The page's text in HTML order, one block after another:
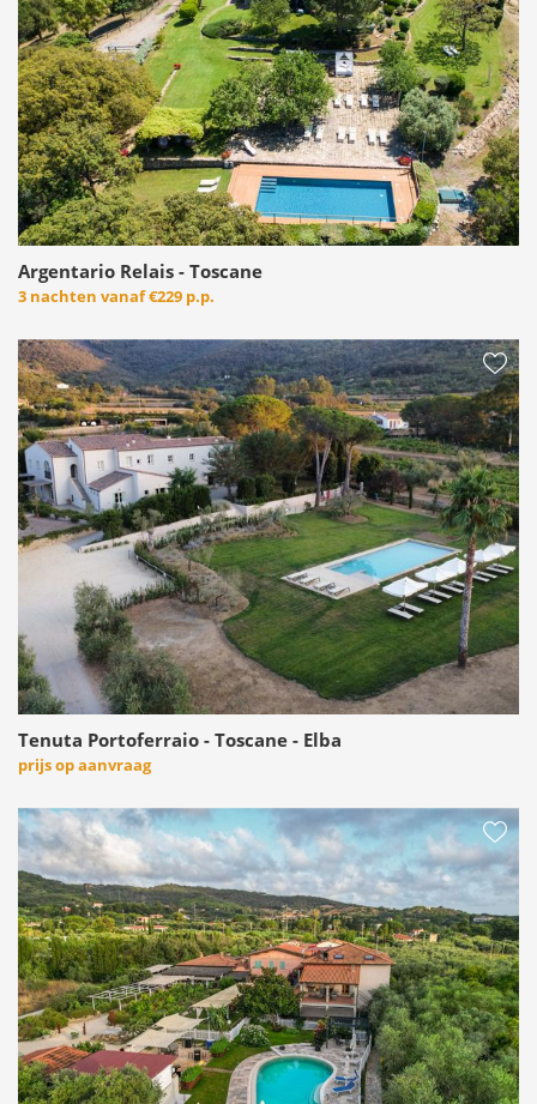
Argentario Relais - Toscane
3 nachten vanaf€229 p.p.
Tenuta Portoferraio - Toscane - Elba
prijs op aanvraag